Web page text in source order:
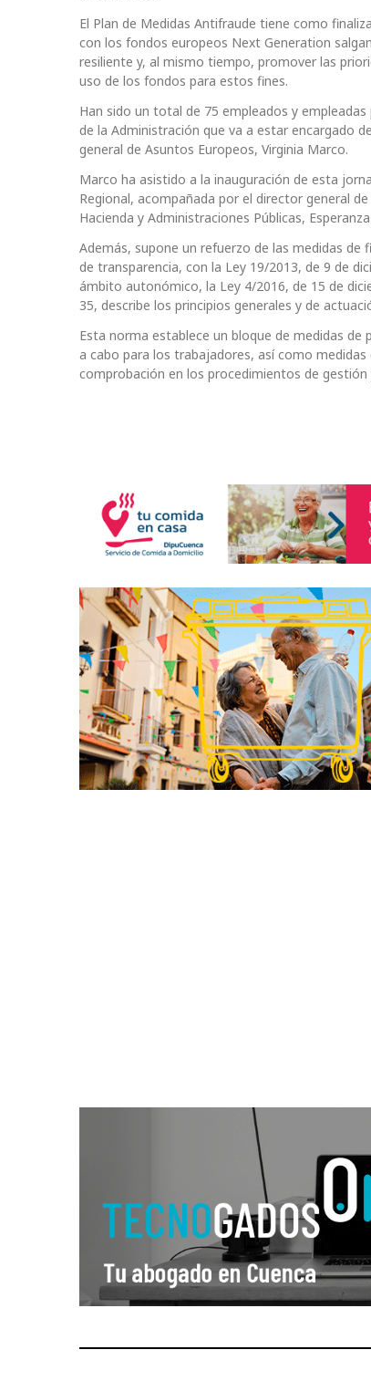
El Plan de Medidas Antifraude tiene como
con los fondos europeos Next Generation
resiliente y, al mismo tiempo, promover las
uso de los fondos para estos fines.
Han sido un total de 75 empleados y
de la Administración que va a estar encargado
general de Asuntos Europeos, Virginia Marco.
Marco ha asistido a la inauguración de esta
Regional, acompañada por el director general
Hacienda y Administraciones Públicas, Esperanza
Además, supone un refuerzo de las medidas
de transparencia, con la Ley 19/2013, de 9 de
ámbito autonómico, la Ley 4/2016, de 15 de
35, describe los principios generales y de
Esta norma establece un bloque de medidas
a cabo para los trabajadores, así como
comprobación en los procedimientos de